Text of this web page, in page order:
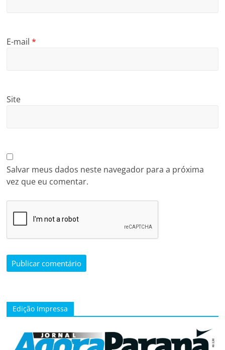
E-mail*
Site
Salvar meus dados neste navegador para a próxima
vez que eu comentar.
Edição Impressa